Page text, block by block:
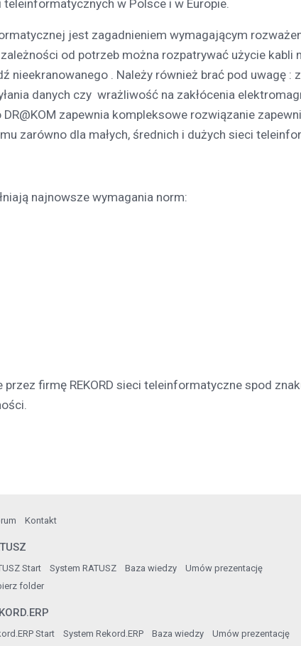
w Polsce i w Europie.
jest zagadnieniem wymagającym
od potrzeb można rozpatrywać użycie kabli
nieekranowanego . Należy również brać pod uwagę :
danych czy wrażliwość na zakłócenia
zapewnia kompleksowe rozwiązanie
zarówno dla małych, średnich i dużych sieci
najnowsze wymagania norm:
firmę REKORD sieci teleinformatyczne spod
Kontakt
Start System RATUSZ Baza wiedzy
Umów prezentację
folder
Start System Rekord.ERP Baza wiedzy Umów prezentację